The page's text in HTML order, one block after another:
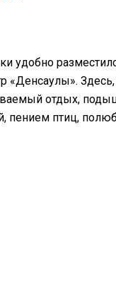
удобно
отдых,
пением птиц,